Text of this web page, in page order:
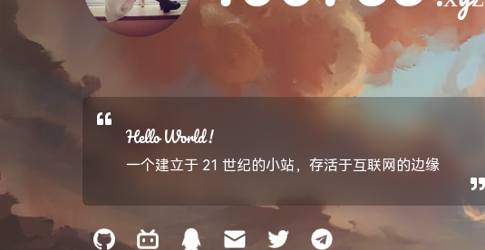
Hello World !
一个建立于 21 世纪的小站，存活于互联网的边缘